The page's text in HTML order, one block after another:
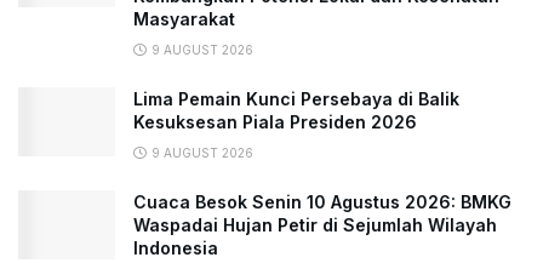
Masyarakat
9 AUGUST 2026
Lima Pemain Kunci Persebaya di Balik
Kesuksesan Piala Presiden 2026
9 AUGUST 2026
Cuaca Besok Senin 10 Agustus 2026: BMKG
Waspadai Hujan Petir di Sejumlah Wilayah
Indonesia